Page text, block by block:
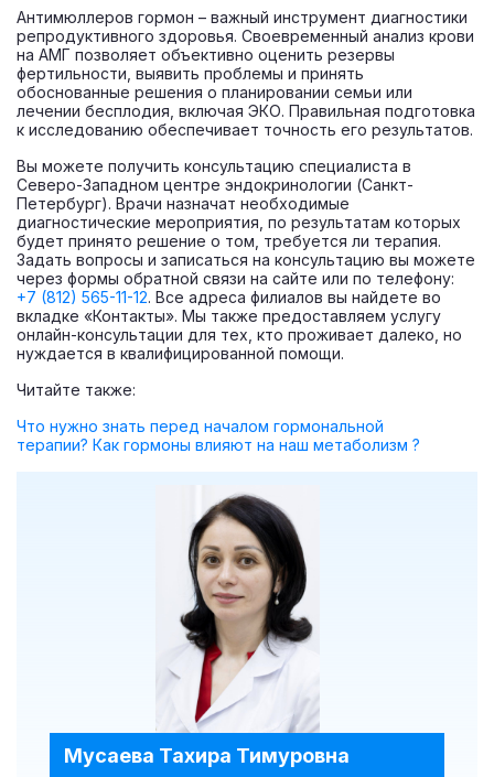
Антимюллеров гормон – важный инструмент диагностики
репродуктивного здоровья. Своевременный анализ крови
на АМГ позволяет объективно оценить резервы
фертильности, выявить проблемы и принять
обоснованные решения о планировании семьи или
лечении бесплодия, включая ЭКО. Правильная подготовка
к исследованию обеспечивает точность его результатов.
Вы можете получить консультацию специалиста в
Северо-Западном центре эндокринологии (Санкт-
Петербург). Врачи назначат необходимые
диагностические мероприятия, по результатам которых
будет принято решение о том, требуется ли терапия.
Задать вопросы и записаться на консультацию вы можете
через формы обратной связи на сайте или по телефону:
+7 (812) 565-11-12. Все адреса филиалов вы найдете во
вкладке «Контакты». Мы также предоставляем услугу
онлайн-консультации для тех, кто проживает далеко, но
нуждается в квалифицированной помощи.
Читайте также:
Что нужно знать перед началом гормональной
терапии? Как гормоны влияют на наш метаболизм ?
Мусаева Тахира Тимуровна